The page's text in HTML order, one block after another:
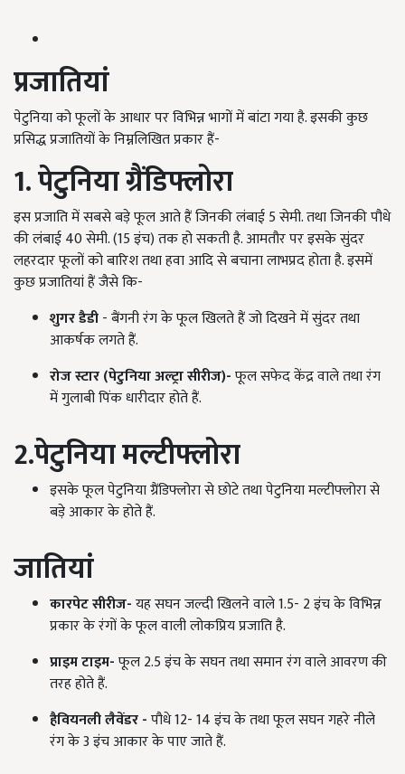
प्रजातियां
पेटुनिया को फूलों के आधार पर विभिन्न भागों में बांटा गया है. इसकी कुछ
प्रसिद्ध प्रजातियों के निम्नलिखित प्रकार हैं-
1. पेटुनिया ग्रैंडिफ्लोरा
इस प्रजाति में सबसे बड़े फूल आते हैं जिनकी लंबाई 5 सेमी. तथा जिनकी पौधे
की लंबाई 40 सेमी. (15 इंच) तक हो सकती है. आमतौर पर इसके सुंदर
लहरदार फूलों को बारिश तथा हवा आदि से बचाना लाभप्रद होता है. इसमें
कुछ प्रजातियां हैं जैसे कि-
शुगर डैडी- बैंगनी रंग के फूल खिलते हैं जो दिखने में सुंदर तथा
आकर्षक लगते हैं.
रोज स्टार (पेटुनिया अल्ट्रा सीरीज)-फूल सफेद केंद्र वाले तथा रंग
में गुलाबी पिंक धारीदार होते हैं.
2.पेटुनिया मल्टीफ्लोरा
इसके फूल पेटुनिया ग्रैंडिफ्लोरा से छोटे तथा पेटुनिया मल्टीफ्लोरा से
बड़े आकार के होते हैं.
जातियां
कारपेट सीरीज-यह सघन जल्दी खिलने वाले 1.5- 2 इंच के विभिन्न
प्रकार के रंगों के फूल वाली लोकप्रिय प्रजाति है.
प्राइम टाइम-फूल 2.5 इंच के सघन तथा समान रंग वाले आवरण की
तरह होते हैं.
हैवियनली लैवेंडर -पौधे 12- 14 इंच के तथा फूल सघन गहरे नीले
रंग के 3 इंच आकार के पाए जाते हैं.